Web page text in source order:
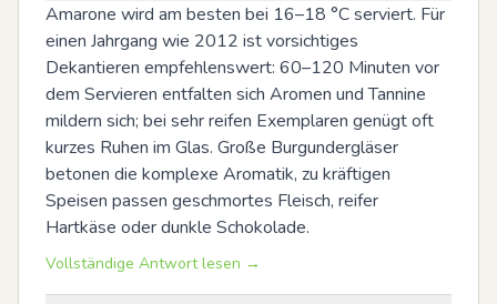
Amarone wird am besten bei 16–18 °C serviert. Für
einen Jahrgang wie 2012 ist vorsichtiges
Dekantieren empfehlenswert: 60–120 Minuten vor
dem Servieren entfalten sich Aromen und Tannine
mildern sich; bei sehr reifen Exemplaren genügt oft
kurzes Ruhen im Glas. Große Burgundergläser
betonen die komplexe Aromatik, zu kräftigen
Speisen passen geschmortes Fleisch, reifer
Hartkäse oder dunkle Schokolade.
Vollständige Antwort lesen →